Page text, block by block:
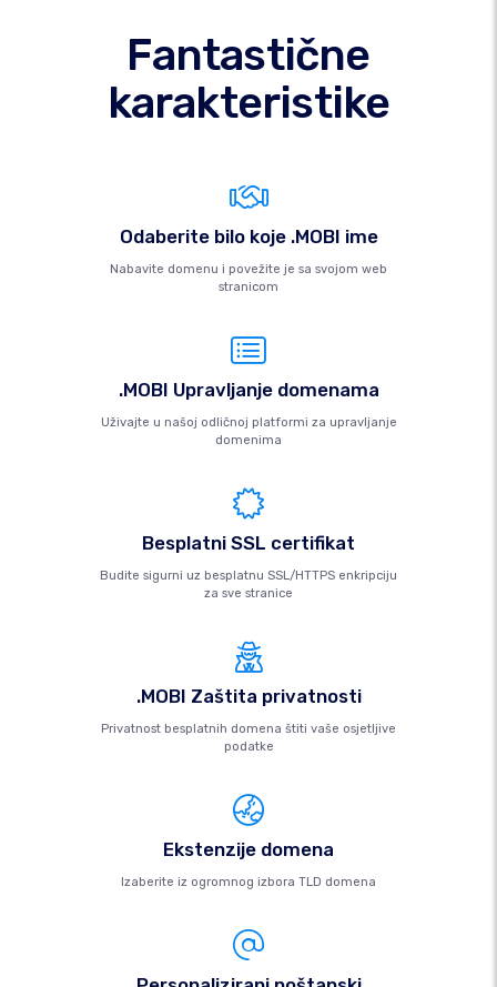
Fantastične
karakteristike
Odaberite bilo koje .MOBI ime
Nabavite domenu i povežite je sa svojom web
stranicom
.MOBI Upravljanje domenama
Uživajte u našoj odličnoj platformi za upravljanje
domenima
Besplatni SSL certifikat
Budite sigurni uz besplatnu SSL/HTTPS enkripciju
za sve stranice
.MOBI Zaštita privatnosti
Privatnost besplatnih domena štiti vaše osjetljive
podatke
Ekstenzije domena
Izaberite iz ogromnog izbora TLD domena